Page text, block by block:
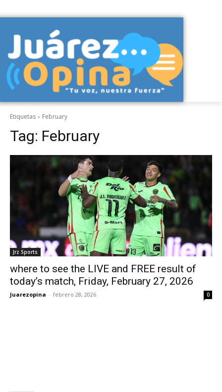
Etiquetas February
Tag: February
Jrz Sports
where to see the LIVE and FREE result of
today’s match, Friday, February 27, 2026
Juarezopina - febrero 28, 2026 0